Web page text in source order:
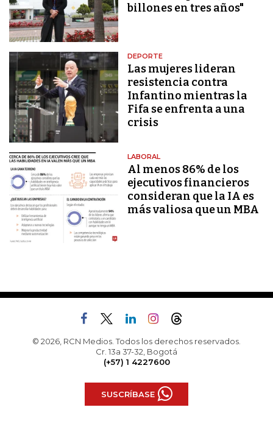
billones en tres años"
DEPORTE
Las mujeres lideran
resistencia contra
Infantino mientras la
Fifa se enfrenta a una
crisis
LABORAL
Al menos 86% de los
ejecutivos financieros
consideran que la IA es
más valiosa que un MBA
© 2026, RCN Medios. Todos los derechos reservados.
Cr. 13a 37-32, Bogotá
(+57) 1 4227600
SUSCRÍBASE